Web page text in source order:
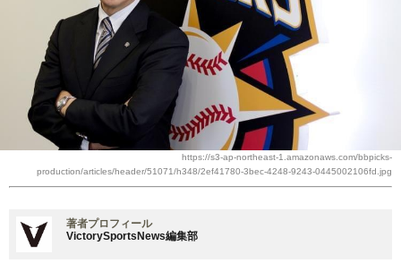
https://s3-ap-northeast-1.amazonaws.com/bbpicks-
production/articles/header/51071/h348/2ef41780-3bec-4248-9243-0445002106fd.jpg
著者プロフィール
VictorySportsNews編集部